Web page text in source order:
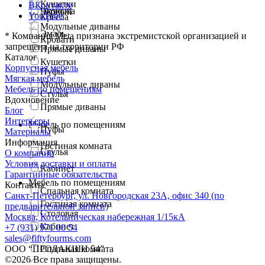
Кушетки
Модульные диваны
Прямые диваны
Пуфы
Стулья
Мебель по помещениям
Гостиная комната
Кабинет
Спальная комната
Столовая
Кресла
Кровати
Кушетки
Модульные диваны
Прямые диваны
Пуфы
Стулья
Мебель по помещениям
Гостиная комната
Кабинет
Спальная комната
Черный
Экокожа
Эмаль
ВКонтакте
YouTube
* Компания Meta признана экстремистской организацией и
запрещена на территории РФ
Каталог
Корпусная мебель
Мягкая мебель
Мебель по помещениям
Вдохновение
Блог
Интерьеры
Материалы
Информация
О компании
Условия доставки и оплаты
Гарантийные обязательства
Контакты
Санкт-Петербург, ул. Новгородская 23А, офис 340 (по
предварительной записи)
Москва, Котельническая набережная 1/15кА
+7 (931) 971 00 54
sales@fiftyfourms.com
ООО “ПРОДАКШН 54”
©2026 Все права защищены.